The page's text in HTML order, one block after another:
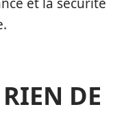
et la sécurité
DE